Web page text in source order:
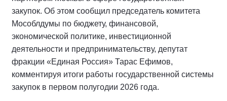
закупок. Об этом сообщил председатель комитета
Мособлдумы по бюджету, финансовой,
экономической политике, инвестиционной
деятельности и предпринимательству, депутат
фракции «Единая Россия» Тарас Ефимов,
комментируя итоги работы государственной системы
закупок в первом полугодии 2026 года.